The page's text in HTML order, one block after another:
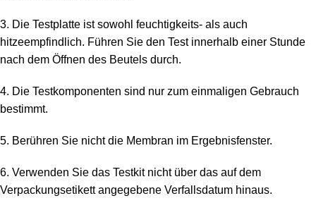
3. Die Testplatte ist sowohl feuchtigkeits- als auch
hitzeempfindlich. Führen Sie den Test innerhalb einer Stunde
nach dem Öffnen des Beutels durch.
4. Die Testkomponenten sind nur zum einmaligen Gebrauch
bestimmt.
5. Berühren Sie nicht die Membran im Ergebnisfenster.
6. Verwenden Sie das Testkit nicht über das auf dem
Verpackungsetikett angegebene Verfallsdatum hinaus.